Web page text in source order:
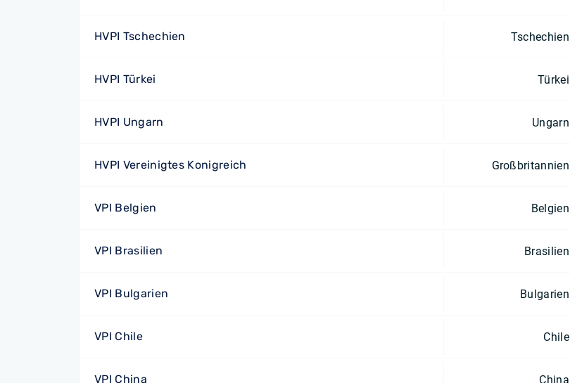
HVPI Tschechien Tschechien
HVPI Türkei Türkei
HVPI Ungarn Ungarn
HVPI Vereinigtes Konigreich Großbritannien
VPI Belgien Belgien
VPI Brasilien Brasilien
VPI Bulgarien Bulgarien
VPI Chile Chile
VPI China China